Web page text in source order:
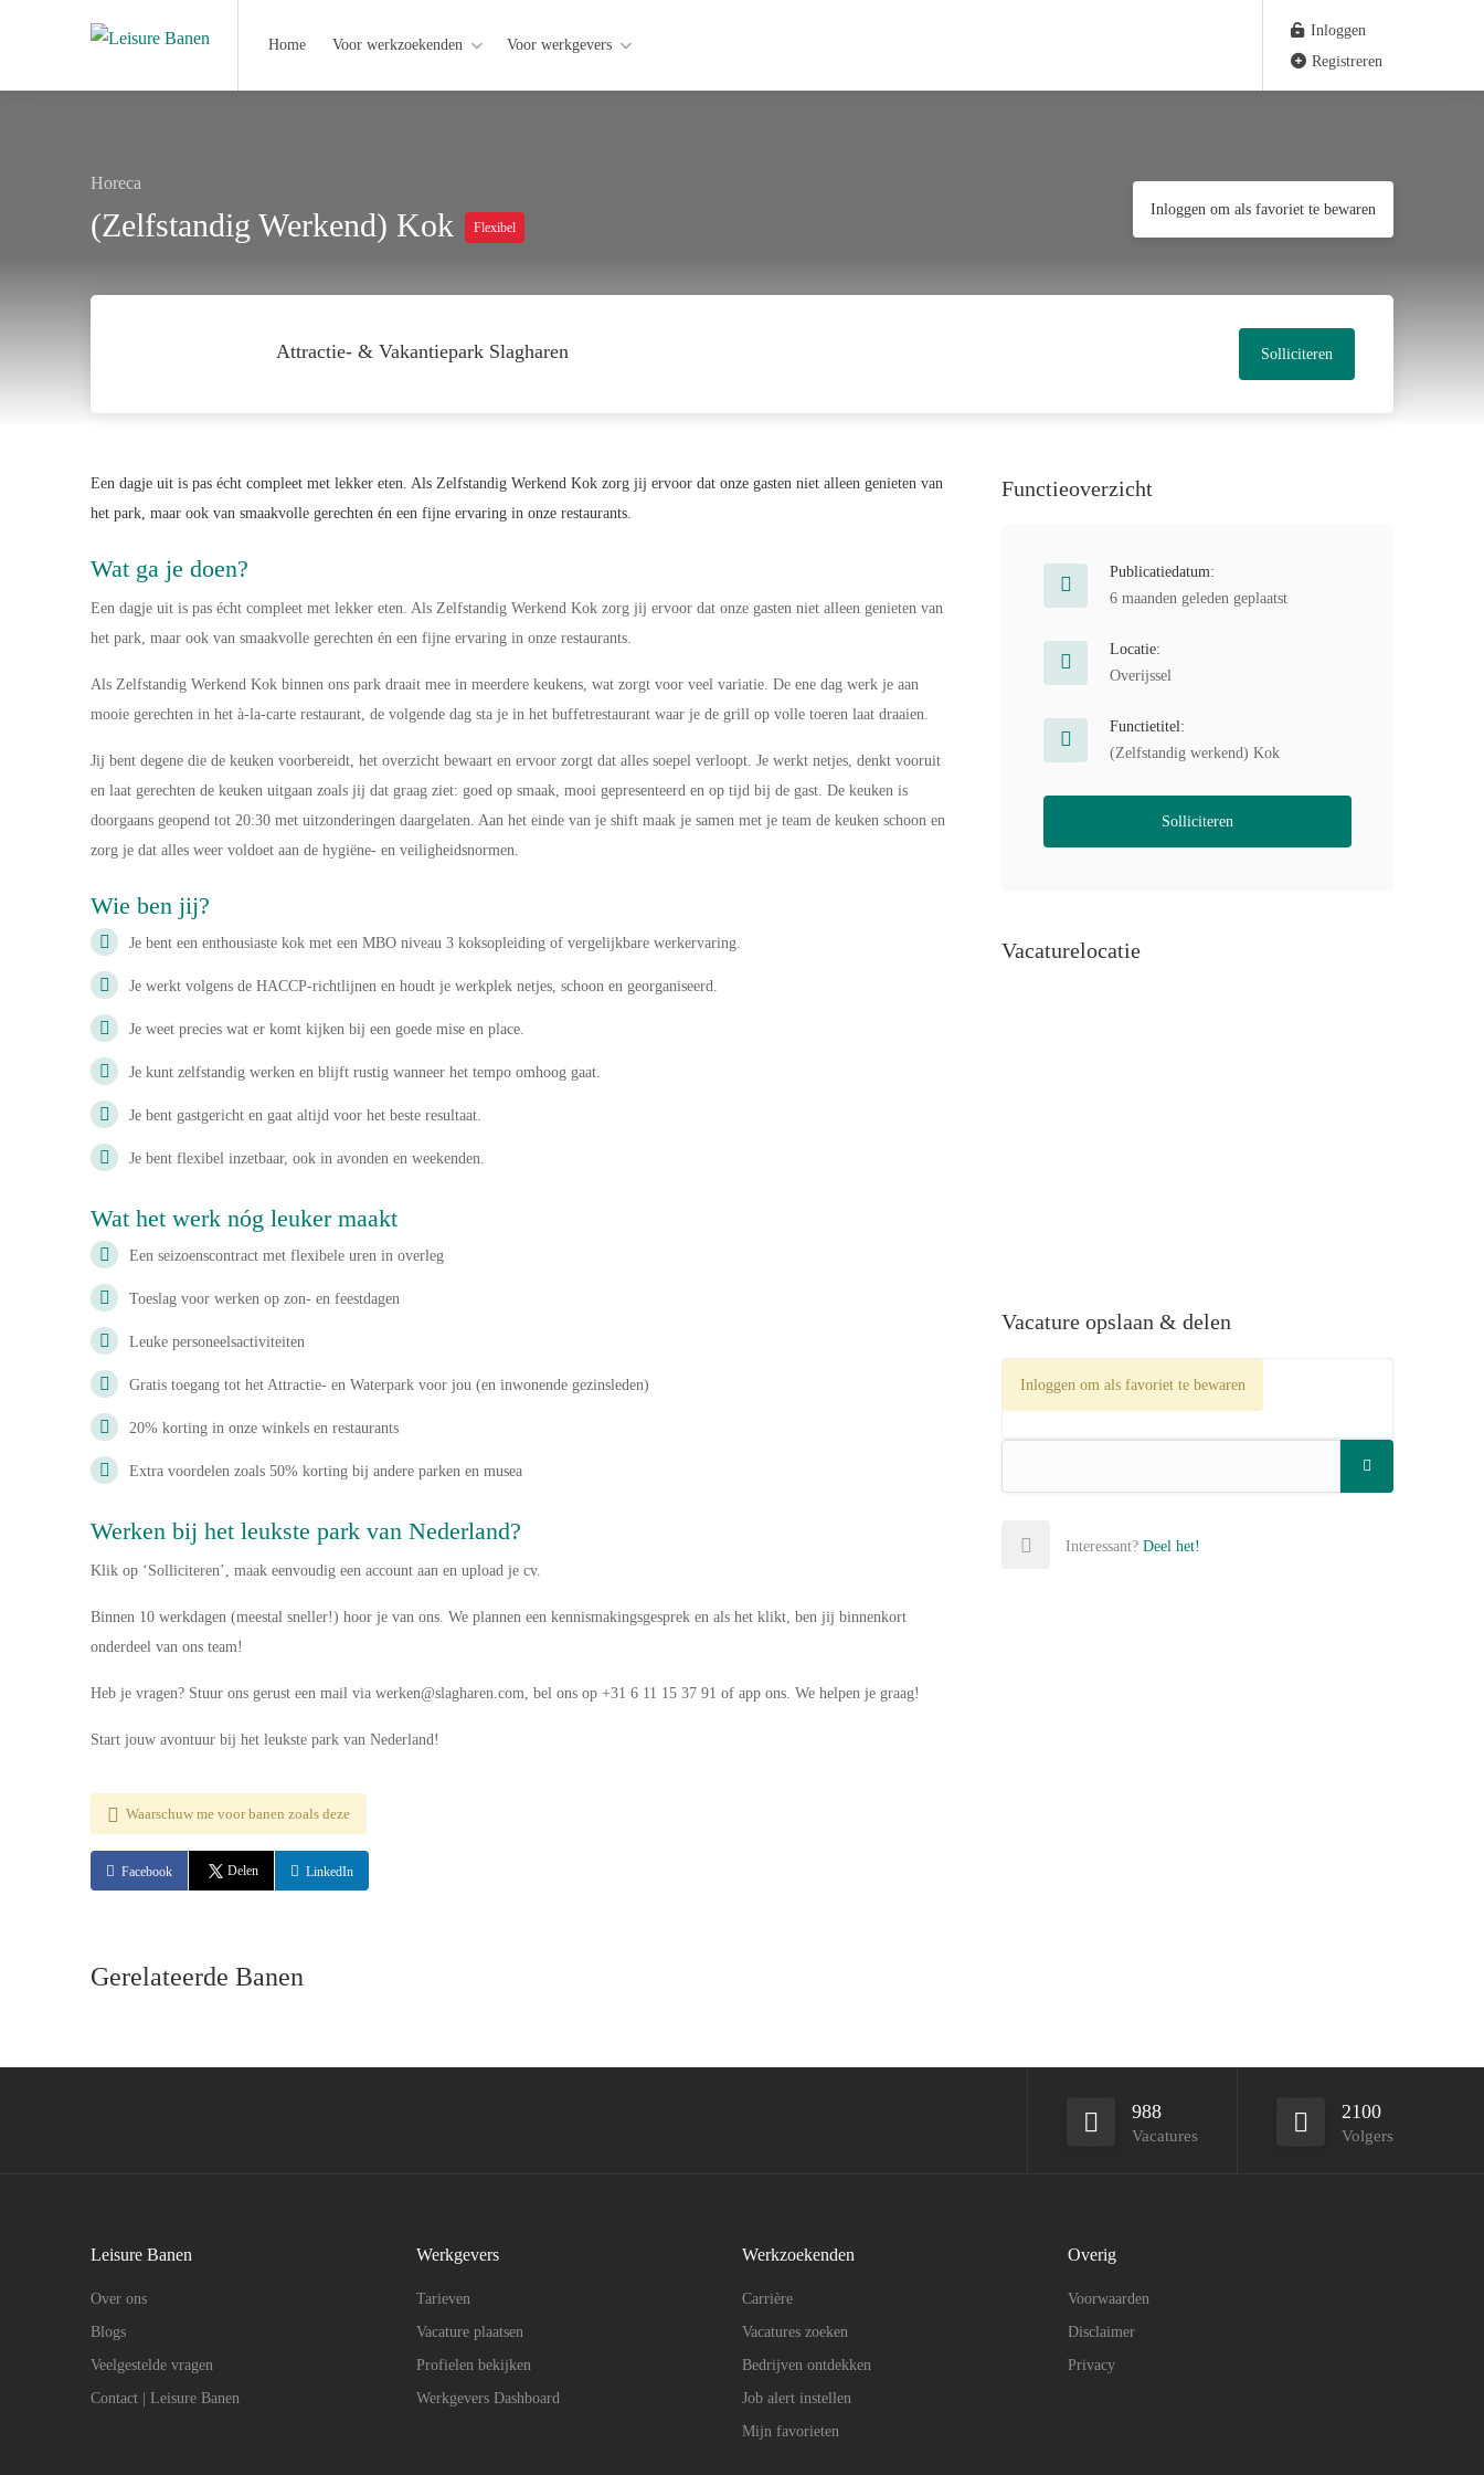
Home Voor werkzoekenden Voor werkgevers
Inloggen
Registreren
Horeca
(Zelfstandig Werkend) Kok Flexibel
Inloggen om als favoriet te bewaren
Attractie- & Vakantiepark Slagharen Solliciteren
Een dagje uit is pas écht compleet met lekker eten. Als Zelfstandig Werkend Kok zorg jij ervoor dat onze gasten niet alleen genieten van
het park, maar ook van smaakvolle gerechten én een fijne ervaring in onze restaurants.
Wat ga je doen?
Een dagje uit is pas écht compleet met lekker eten. Als Zelfstandig Werkend Kok zorg jij ervoor dat onze gasten niet alleen genieten van
het park, maar ook van smaakvolle gerechten én een fijne ervaring in onze restaurants.
Als Zelfstandig Werkend Kok binnen ons park draait mee in meerdere keukens, wat zorgt voor veel variatie. De ene dag werk je aan
mooie gerechten in het à-la-carte restaurant, de volgende dag sta je in het buffetrestaurant waar je de grill op volle toeren laat draaien.
Jij bent degene die de keuken voorbereidt, het overzicht bewaart en ervoor zorgt dat alles soepel verloopt. Je werkt netjes, denkt vooruit
en laat gerechten de keuken uitgaan zoals jij dat graag ziet: goed op smaak, mooi gepresenteerd en op tijd bij de gast. De keuken is
doorgaans geopend tot 20:30 met uitzonderingen daargelaten. Aan het einde van je shift maak je samen met je team de keuken schoon en
zorg je dat alles weer voldoet aan de hygiëne- en veiligheidsnormen.
Wie ben jij?
Je bent een enthousiaste kok met een MBO niveau 3 koksopleiding of vergelijkbare werkervaring.
Je werkt volgens de HACCP‑richtlijnen en houdt je werkplek netjes, schoon en georganiseerd.
Je weet precies wat er komt kijken bij een goede mise en place.
Je kunt zelfstandig werken en blijft rustig wanneer het tempo omhoog gaat.
Je bent gastgericht en gaat altijd voor het beste resultaat.
Je bent flexibel inzetbaar, ook in avonden en weekenden.
Wat het werk nóg leuker maakt
Een seizoenscontract met flexibele uren in overleg
Toeslag voor werken op zon- en feestdagen
Leuke personeelsactiviteiten
Gratis toegang tot het Attractie- en Waterpark voor jou (en inwonende gezinsleden)
20% korting in onze winkels en restaurants
Extra voordelen zoals 50% korting bij andere parken en musea
Werken bij het leukste park van Nederland?
Klik op ‘Solliciteren’, maak eenvoudig een account aan en upload je cv.
Binnen 10 werkdagen (meestal sneller!) hoor je van ons. We plannen een kennismakingsgesprek en als het klikt, ben jij binnenkort
onderdeel van ons team!
Heb je vragen? Stuur ons gerust een mail via werken@slagharen.com, bel ons op +31 6 11 15 37 91 of app ons. We helpen je graag!
Start jouw avontuur bij het leukste park van Nederland!
Waarschuw me voor banen zoals deze
Facebook Delen LinkedIn
Gerelateerde Banen
Functieoverzicht
Publicatiedatum:
6 maanden geleden geplaatst
Locatie:
Overijssel
Functietitel:
(Zelfstandig werkend) Kok
Solliciteren
Vacaturelocatie
Vacature opslaan & delen
Inloggen om als favoriet te bewaren
Interessant? Deel het!
988
Vacatures
2100
Volgers
Leisure Banen
Over ons
Blogs
Veelgestelde vragen
Contact | Leisure Banen
Werkgevers
Tarieven
Vacature plaatsen
Profielen bekijken
Werkgevers Dashboard
Werkzoekenden
Carrière
Vacatures zoeken
Bedrijven ontdekken
Job alert instellen
Mijn favorieten
Overig
Voorwaarden
Disclaimer
Privacy